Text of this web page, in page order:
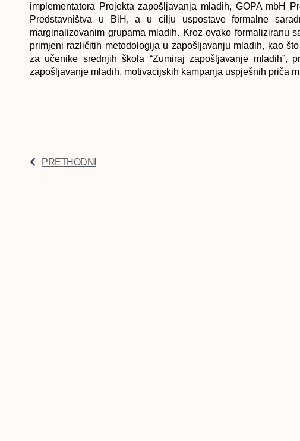
implementatora Projekta zapošljavanja mladih, GOPA mbH
Predstavništva u BiH, a u cilju uspostave formalne
marginalizovanim grupama mladih. Kroz ovako formaliziranu
primjeni različitih metodologija u zapošljavanju mladih, kao
za učenike srednjih škola “Zumiraj zapošljavanje mladih”,
zapošljavanje mladih, motivacijskih kampanja uspješnih priča
PRETHODNI